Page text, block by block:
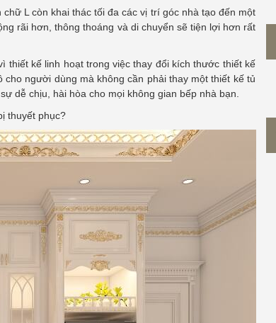
L còn khai thác tối đa các vị trí góc nhà tạo đến một
rãi hơn, thông thoáng và di chuyển sẽ tiện lợi hơn rất
thiết kế linh hoạt trong việc thay đổi kích thước thiết kế
người dùng mà không cần phải thay một thiết kế tủ
dễ chịu, hài hòa cho mọi không gian bếp nhà bạn.
thuyết phục?